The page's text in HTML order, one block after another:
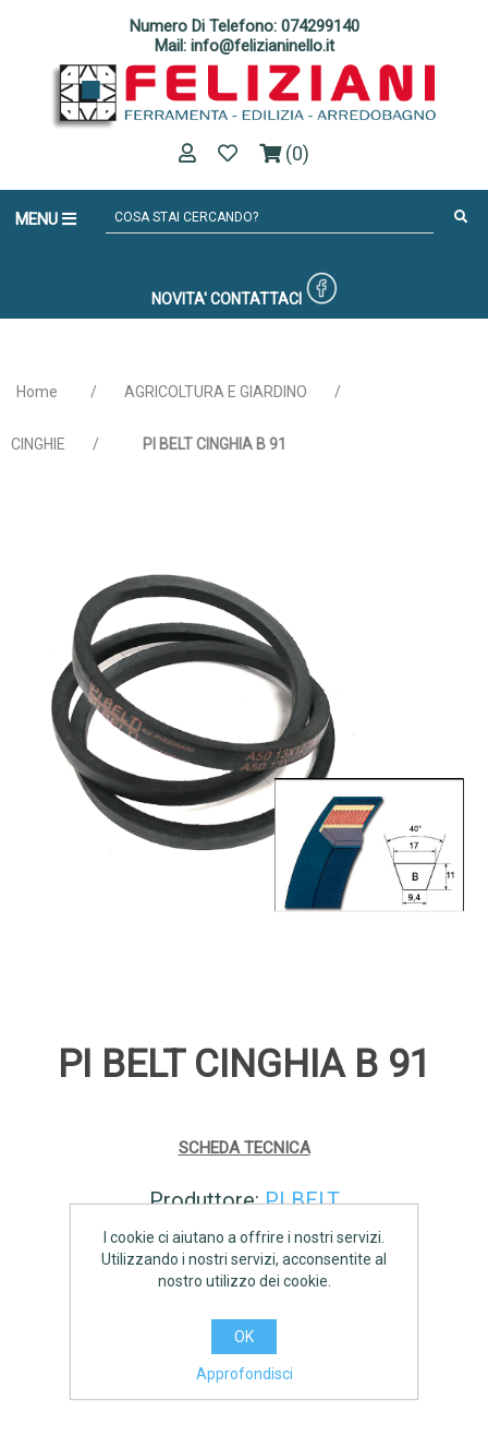
Numero Di Telefono: 074299140
Mail: info@felizianinello.it
(0)
MENU
NOVITA' CONTATTACI
Home / AGRICOLTURA E GIARDINO /
CINGHIE / PI BELT CINGHIA B 91
PI BELT CINGHIA B 91
SCHEDA TECNICA
Produttore: PI BELT
Disponibilità: 11 disponibile
AGGIUNGI
I cookie ci aiutano a offrire i nostri servizi.
Utilizzando i nostri servizi, acconsentite al
nostro utilizzo dei cookie.
OK
Approfondisci